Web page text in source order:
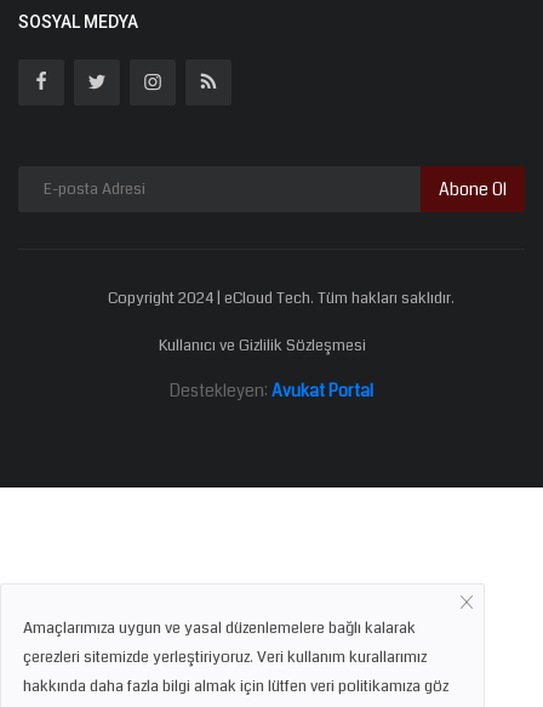
SOSYAL MEDYA
Abone Ol
Copyright 2024 | eCloud Tech. Tüm hakları saklıdır.
Kullanıcı ve Gizlilik Sözleşmesi
Destekleyen: Avukat Portal
Amaçlarımıza uygun ve yasal düzenlemelere bağlı kalarak
çerezleri sitemizde yerleştiriyoruz. Veri kullanım kurallarımız
hakkında daha fazla bilgi almak için lütfen veri politikamıza göz